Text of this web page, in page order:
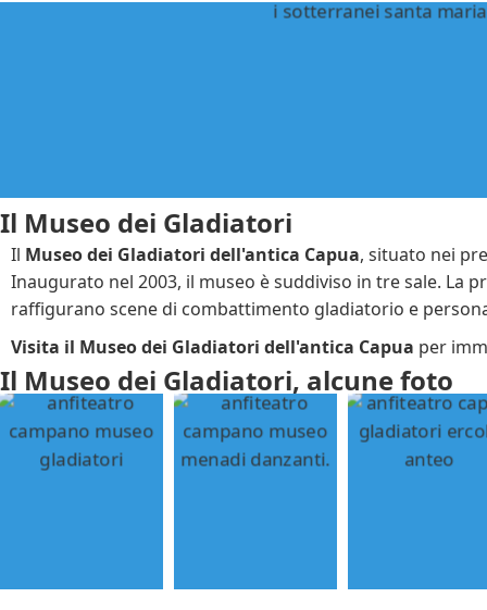
Il Museo dei Gladiatori
Il Museo dei Gladiatori dell'antica Capua, situato nei
Inaugurato nel 2003, il museo è suddiviso in tre sale. La
raffigurano scene di combattimento gladiatorio e
Visita il Museo dei Gladiatori dell'antica Capua per
Il Museo dei Gladiatori, alcune foto